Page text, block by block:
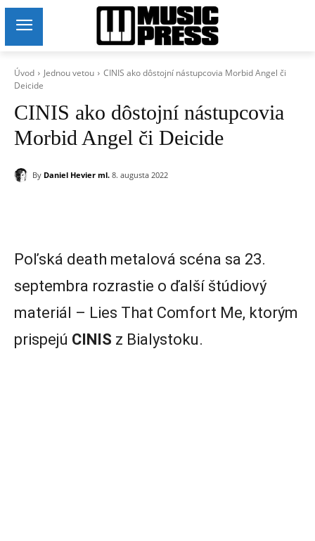
Úvod Jednou vetou
CINIS ako dôstojní nástupcovia Morbid Angel či
Deicide
CINIS ako dôstojní nástupcovia
Morbid Angel či Deicide
By Daniel Hevier ml. 8. augusta 2022
Poľská death metalová scéna sa 23.
septembra rozrastie o ďalší štúdiový
materiál – Lies That Comfort Me, ktorým
prispejú CINIS z Bialystoku.